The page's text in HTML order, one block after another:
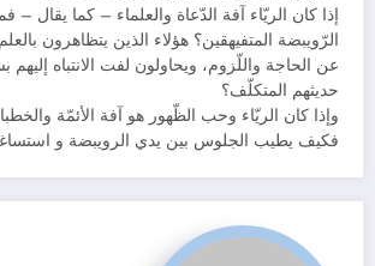
إذا كان الريّاء آفة الدّعاة والعلماء – كما يقال –
الرّويبضة المتفيهقين؟ هؤلاء الذين يتظاهرون
عن الحاجة واللّزوم، ويحاولون لفت الانتباه
حديثهم المتكلّف؟
وإذا كان الريّاء وحب الظّهور هو آفة الأئمّة
فكيف يطيب الجلوس بين يدي الرويبضة و